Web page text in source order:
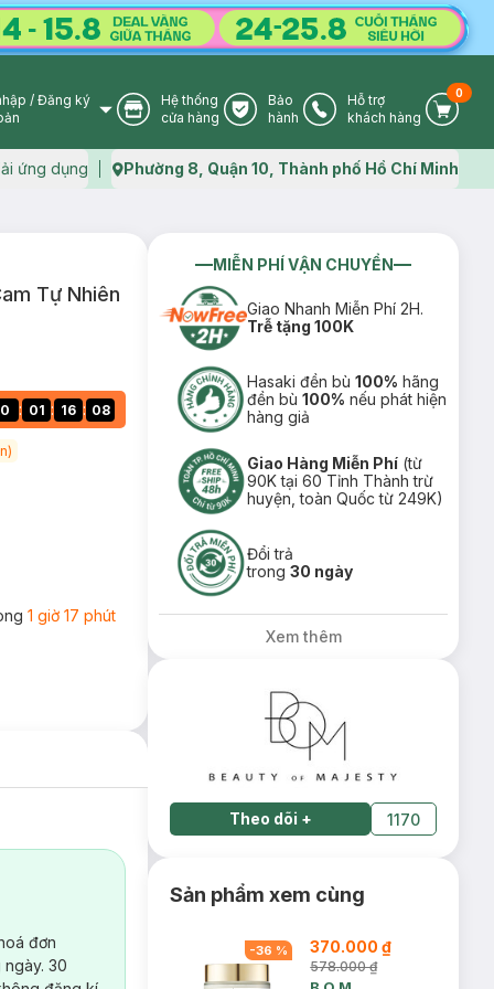
User Icon
/ Đăng ký
Store Icon
Hệ thống
cửa hàng
Warranty Icon
Bảo
hành
Phone Icon
Hỗ trợ
khách hàng
Cart
0
ứng dụng Map icon
Phường 8, Quận 10, Thành phố Hồ Chí Minh
Tự Nhiên
0 : 01 : 16 : 07
1 giờ 17 phút
đơn
30
MIỄN PHÍ VẬN CHUYỂN
Giao Nhanh Miễn Phí 2H.
Trễ tặng 100K
Hasaki đền bù100% hãng
đền bù100% nếu phát hiện
hàng giả
Giao Hàng Miễn Phí (từ
90K tại 60 Tỉnh Thành trừ
huyện, toàn Quốc từ 249K)
Đổi trả
trong30 ngày
Xem thêm
Theo dõi + 1170
Sản phẩm xem cùng
-36 % 370.000 ₫
578.000 ₫